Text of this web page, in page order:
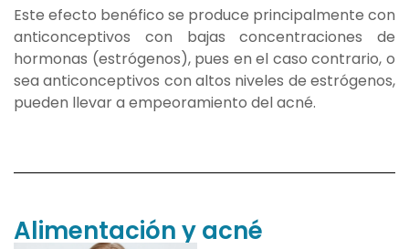
Este efecto benéfico se produce principalmente con
anticonceptivos con bajas concentraciones de
hormonas (estrógenos), pues en el caso contrario, o
sea anticonceptivos con altos niveles de estrógenos,
pueden llevar a empeoramiento del acné.
Alimentación y acné